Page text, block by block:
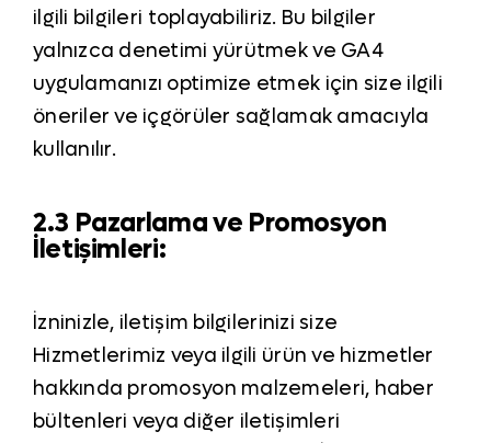
ilgili bilgileri toplayabiliriz. Bu bilgiler
yalnızca denetimi yürütmek ve GA4
uygulamanızı optimize etmek için size ilgili
öneriler ve içgörüler sağlamak amacıyla
kullanılır.
2.3 Pazarlama ve Promosyon
İletişimleri:
İzninizle, iletişim bilgilerinizi size
Hizmetlerimiz veya ilgili ürün ve hizmetler
hakkında promosyon malzemeleri, haber
bültenleri veya diğer iletişimleri